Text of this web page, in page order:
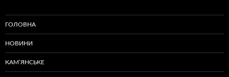
ГОЛОВНА
НОВИНИ
КАМ’ЯНСЬКЕ